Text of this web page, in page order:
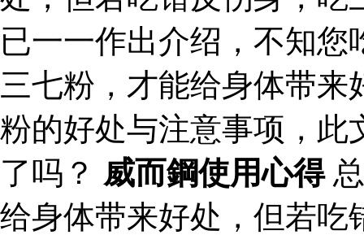
已一一作出介绍，不知
三七粉，才能给身体带
粉的好处与注意事项，此
了吗？ 威而鋼使用心得
给身体带来好处，但若吃